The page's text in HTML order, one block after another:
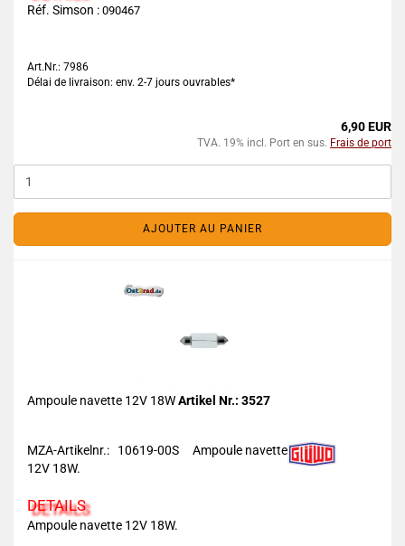
Réf. Simson : 090467
Art.Nr.: 7986
Délai de livraison: env. 2-7 jours ouvrables*
6,90 EUR
TVA. 19% incl. Port en sus. Frais de port
AJOUTER AU PANIER
Ampoule navette 12V 18WArtikel Nr.: 3527
MZA-Artikelnr.: 10619-00S
Ampoule navette
12V 18W.
DETAILS
Ampoule navette 12V 18W.